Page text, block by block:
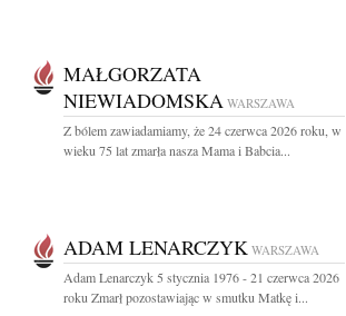
MAŁGORZATA
NIEWIADOMSKA WARSZAWA
Z bólem zawiadamiamy, że 24 czerwca 2026 roku, w
wieku 75 lat zmarła nasza Mama i Babcia...
ADAM LENARCZYK WARSZAWA
Adam Lenarczyk 5 stycznia 1976 - 21 czerwca 2026
roku Zmarł pozostawiając w smutku Matkę i...